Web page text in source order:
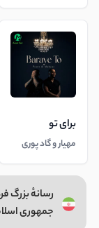
برای تو
مهیار و گاد پوری
رسانهٔ بزرگ
جمهوری